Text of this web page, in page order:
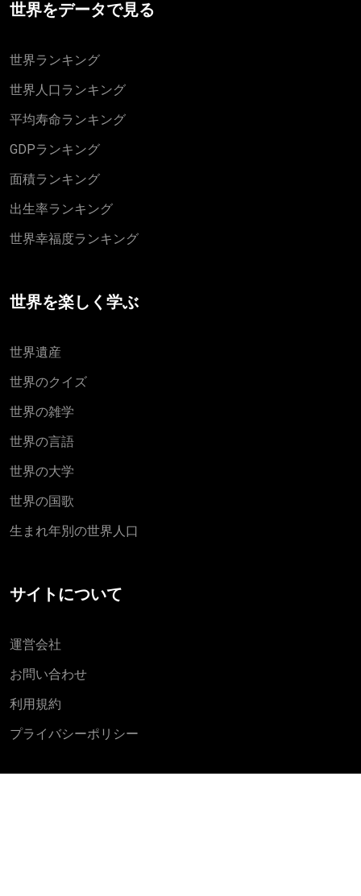
世界をデータで見る
世界ランキング
世界人口ランキング
平均寿命ランキング
GDPランキング
面積ランキング
出生率ランキング
世界幸福度ランキング
世界を楽しく学ぶ
世界遺産
世界のクイズ
世界の雑学
世界の言語
世界の大学
世界の国歌
生まれ年別の世界人口
サイトについて
運営会社
お問い合わせ
利用規約
プライバシーポリシー